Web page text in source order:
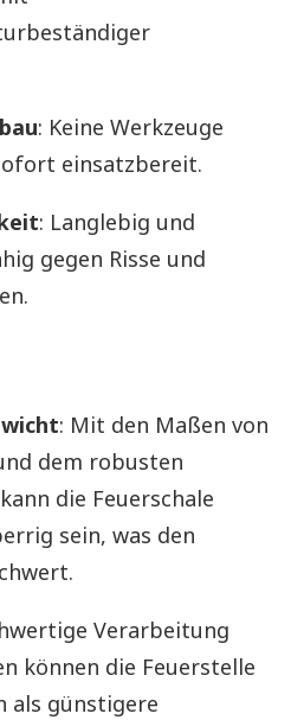
: Keine Werkzeuge
einsatzbereit.
: Langlebig und
gegen Risse und
: Mit den Maßen von
dem robusten
die Feuerschale
sein, was den
Verarbeitung
können die Feuerstelle
als günstigere